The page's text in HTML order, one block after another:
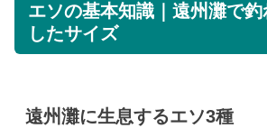
エソの基本知識｜遠州灘で
したサイズ
遠州灘に生息するエソ3種